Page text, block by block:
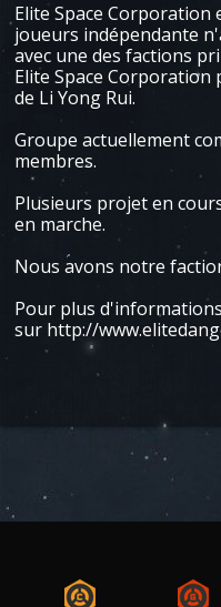
Elite Space
joueurs indépendante
avec une des factions
Elite Space Corporation
de Li Yong Rui.
Groupe actuellement
membres.
Plusieurs projet en
en marche.
Nous avons notre
Pour plus
sur http://